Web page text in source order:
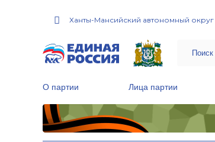
Ханты-Мансийский автономный
О партии Лица партии